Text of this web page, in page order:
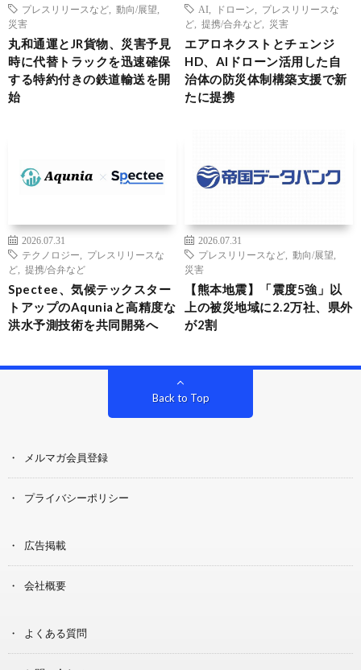
プレスリリースなど
動向/展望
災害
丸和通運とJR貨物、災害予見
時に代替トラックを迅速確保
する特約付きの鉄道輸送を開
始
AI
ドローン
プレスリリースな
ど
提携/合弁など 災害
エアロネクストとチェンジ
HD、AIドローン活用した自
治体の防災体制構築支援で新
たに提携
2026.07.31
テクノロジー
プレスリリースな
ど
提携/合弁など
Spectee、気候テックスター
トアップのAquniaと高精度な
洪水予測技術を共同開発へ
2026.07.31
プレスリリースなど
動向/展望
災害
【熊本地震】「震度5強」以
上の被災地域に2.2万社、県外
が2割
Back to Top
メルマガ会員登録
プライバシーポリシー
広告掲載
会社概要
よくある質問